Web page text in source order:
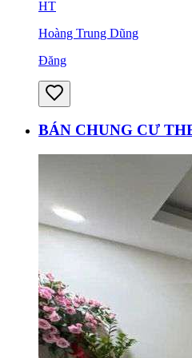
HT
Hoàng Trung Dũng
Đăng
BÁN CHUNG CƯ